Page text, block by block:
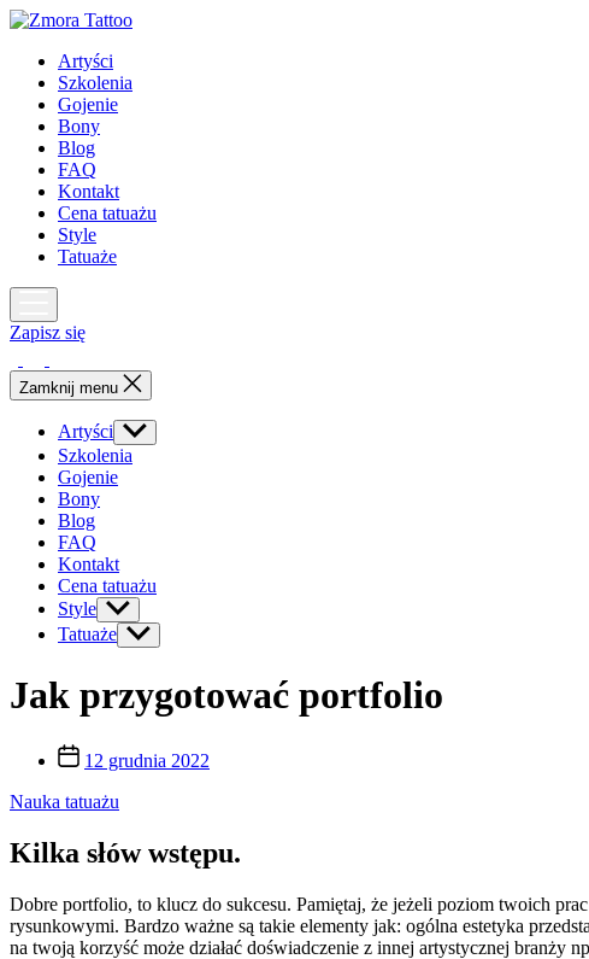
Skip
content
Artyści
Szkolenia
Gojenie
Bony
Blog
FAQ
Kontakt
Cena tatuażu
Style
Tatuaże
Zapisz się
Zamknij menu
Artyści Show
sub
menu
Szkolenia
Gojenie
Bony
Blog
FAQ
Kontakt
Cena tatuażu
Style Show
sub
menu
Tatuaże Show
sub
Jak przygotować portfolio
Post
date
12 grudnia 2022
Nauka tatuażu
Kilka słów wstępu.
Dobre portfolio, to klucz do sukcesu. Pamiętaj, że jeżeli poziom twoich
rysunkowymi. Bardzo ważne są takie elementy jak: ogólna estetyka
na twoją korzyść może działać doświadczenie z innej artystycznej branży